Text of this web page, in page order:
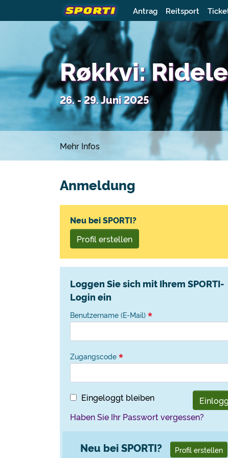
Antrag Reitsport
Røkkvi:
26. - 29. Juni 2025
Mehr Infos
Anmeldung
Neu bei SPORTI?
Profil erstellen
Loggen Sie sich mit Ihrem SPORTI-
Login ein
Benutzername (E-Mail)
Zugangscode
Eingeloggt bleiben
Haben Sie Ihr Passwort vergessen?
Neu bei SPORTI? Profil erstellen